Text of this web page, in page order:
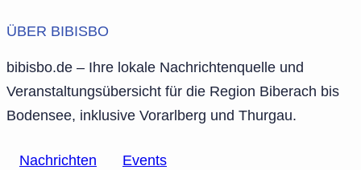
ÜBER BIBISBO
bibisbo.de – Ihre lokale Nachrichtenquelle und
Veranstaltungsübersicht für die Region Biberach bis
Bodensee, inklusive Vorarlberg und Thurgau.
Nachrichten Events